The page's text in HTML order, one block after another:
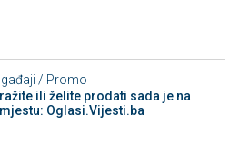
/ Promo
ili želite prodati sada je na
Oglasi.Vijesti.ba